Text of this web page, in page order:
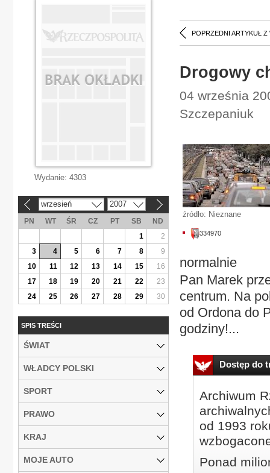
POPRZEDNI ARTYKUŁ Z
Drogowy
04 września
Szczepaniuk
źródło: Nieznane
334970
normalnie
Pan Marek
centrum. Na
od Ordona do
godziny!...
Dostęp do
Archiwum
od 1993
Ponad
Wydanie: 4303
wrzesień 2007
PN WT ŚR CZ PT SB
ND
1
2
3
4 5 6 7 8
9
10
11 12 13 14 15
16
17
18 19 20 21 22
23
24
25 26 27 28 29 30
SPIS TREŚCI
ŚWIAT
WŁADCY POLSKI
SPORT
PRAWO
KRAJ
MOJE AUTO